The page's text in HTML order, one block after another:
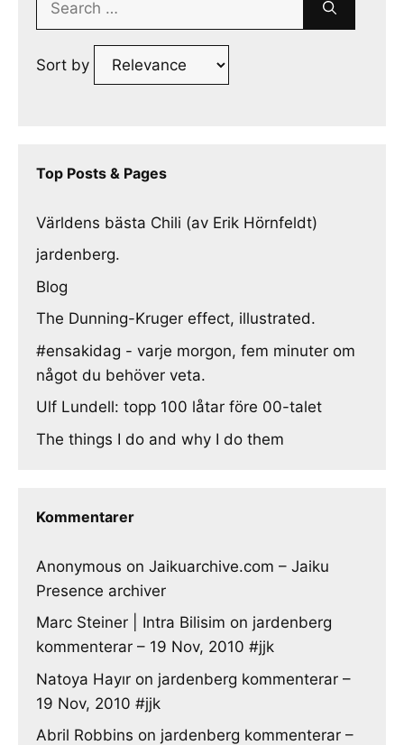
Sort by
Top Posts & Pages
Världens bästa Chili (av Erik Hörnfeldt)
jardenberg.
Blog
The Dunning-Kruger effect, illustrated.
#ensakidag - varje morgon, fem minuter om
något du behöver veta.
Ulf Lundell: topp 100 låtar före 00-talet
The things I do and why I do them
Kommentarer
Anonymous on Jaikuarchive.com – Jaiku
Presence archiver
Marc Steiner | Intra Bilisim on jardenberg
kommenterar – 19 Nov, 2010 #jjk
Natoya Hayır on jardenberg kommenterar –
19 Nov, 2010 #jjk
Abril Robbins on jardenberg kommenterar –